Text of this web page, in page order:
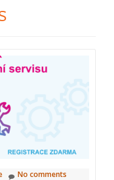
No comments